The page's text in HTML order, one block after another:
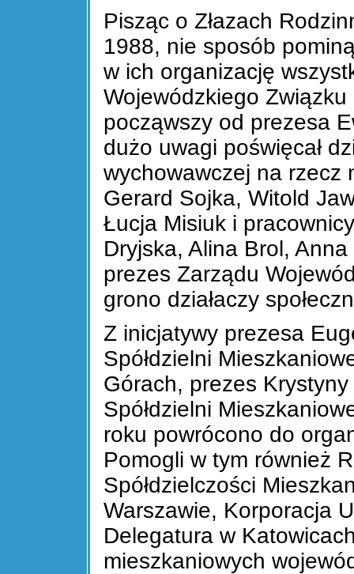
Pisząc o Złazach
1988, nie sposób
w ich organizację
Wojewódzkiego
począwszy od prezesa
dużo uwagi poświęcał
wychowawczej na rzecz
Gerard Sojka, Witold
Łucja Misiuk i
Dryjska, Alina Brol,
prezes Zarządu
grono działaczy
Z inicjatywy prezesa
Spółdzielni
Górach, prezes
Spółdzielni
roku powrócono do
Pomogli w tym również
Spółdzielczości
Warszawie, Korporacja
Delegatura w
mieszkaniowych